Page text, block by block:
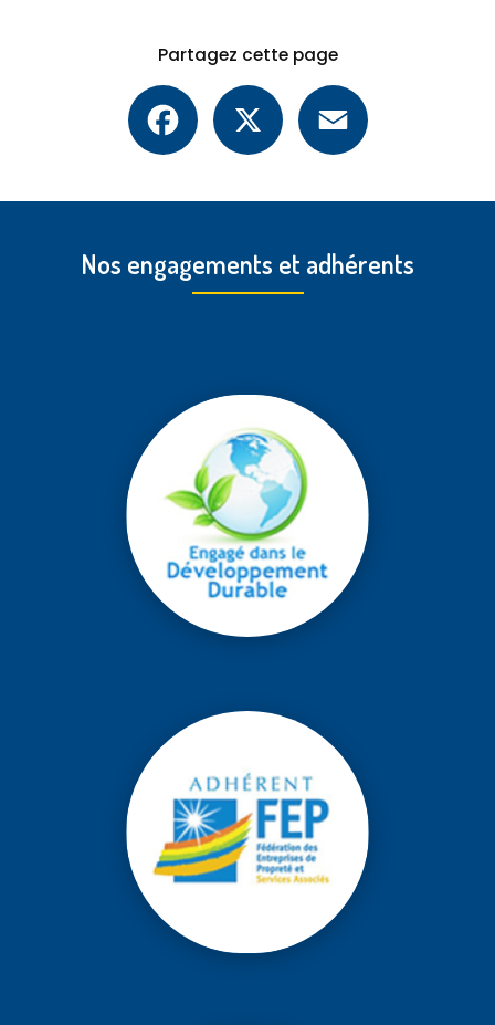
Partagez cette page
Facebook
Nos engagements et adhérents